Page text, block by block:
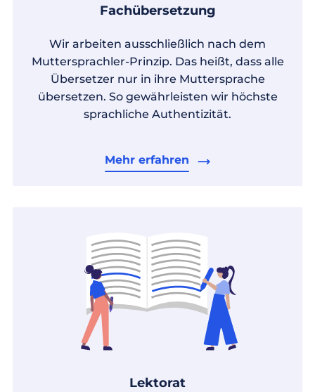
Fachübersetzung
Wir arbeiten ausschließlich nach dem
Muttersprachler-Prinzip. Das heißt, dass alle
Übersetzer nur in ihre Muttersprache
übersetzen. So gewährleisten wir höchste
sprachliche Authentizität.
Mehr erfahren
Lektorat